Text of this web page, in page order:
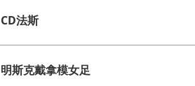
CD法斯
明斯克戴拿模女足